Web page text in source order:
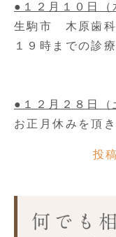
●１２月１０日（
生駒市 木原歯科
１９時までの診
●１２月２８日（
お正月休みを頂き
投
何でも